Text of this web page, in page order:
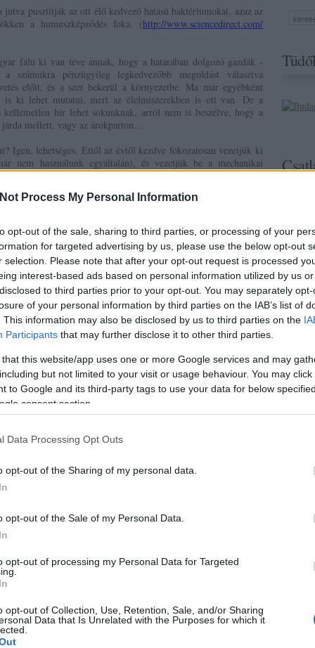
Process My Personal Information
opt-out of the sale, sharing to third parties, or processing of your
for targeted advertising by us, please use the below opt-out
selection. Please note that after your opt-out request is processed
interest-based ads based on personal information utilized by us
to third parties prior to your opt-out. You may separately
of your personal information by third parties on the IAB’s list of
This information may also be disclosed by us to third parties on the
Participants that may further disclose it to other third parties.
that this website/app uses one or more Google services and may
but not limited to your visit or usage behaviour. You may
to Google and its third-party tags to use your data for below
consent section.
Data Processing Opt Outs
opt-out of the Sharing of my personal data.
opt-out of the Sale of my Personal Data.
opt-out of processing my Personal Data for Targeted
opt-out of Collection, Use, Retention, Sale, and/or Sharing
Data that Is Unrelated with the Purposes for which it
pusztítják az ott élő kedvező hatású baktériumokat, azaz az
a humuszképződés foka. (http://www.sciencedirect.com/
falu ki van téve annak, hogy a határában dolgozó gazdák -
számukra pénzügyileg legkedvezőbb megoldást választva
előtt, és a szer bekerül a környezetbe. Ma már egyébként
is ki lehet mutatni, mert az élelmiszerekben is ott van. De a
kellemetlen hír lehet sokunknak, arról nem is beszélve, hogy a
mellett, vagy az árokparton...
Igen, lehetséges. Ettől az évtől kezdve fokozatosan vezetjük ki
nem használunk egyáltalán), és vezetjük be a mechanikai
Ahol eddig próbáltuk mechanikai gyomrtással kiváltani
kétszeri kombinátorozás) már kevesebb gyomirtót kellett
nem használtunk glifozátokat, és gyakorítottuk a mechanikai
esős időszak után - nem tökéletes, de mégis megnyugtatóbb,
A képen a szőlő május elejei állapota látható,
csak mechanikai gyomirtás és némi házi praktika (ecet
ökogazda biogazda glyalka kapazin gyomszabályozás
Milyen veszélyek